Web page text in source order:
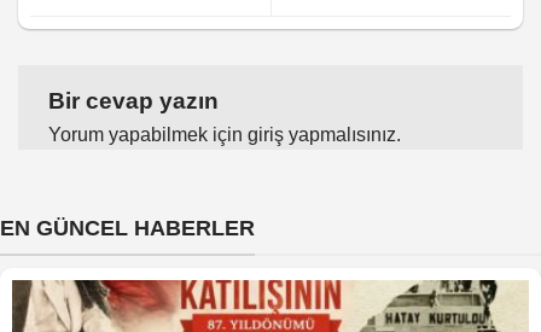
Bir cevap yazın
Yorum yapabilmek için giriş yapmalısınız.
EN GÜNCEL HABERLER